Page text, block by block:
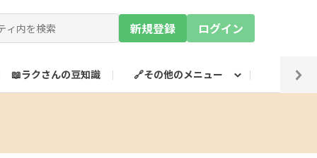
新規登録 ログイン
📖ラクさんの豆知識 🔗その他のメニュー